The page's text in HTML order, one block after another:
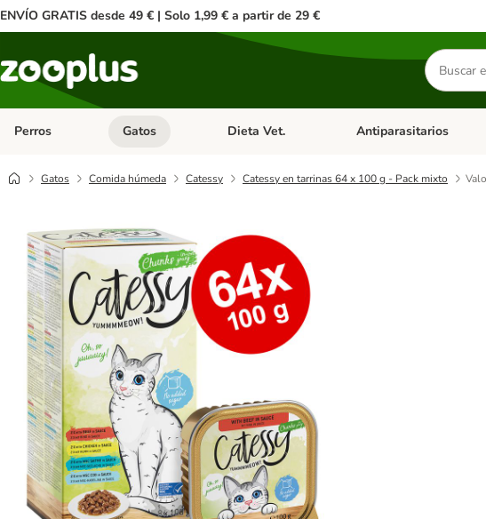
ENVÍO GRATIS desde 49 € | Solo 1,99 € a partir de 29 €
Buscar
productos
Perros Menú de categoria abierto: Perros
Gatos Menú de categoria abierto: Gatos
Dieta Vet. Menú de categoria
Antiparasitarios
Gatos Comida húmeda Catessy Catessy en tarrinas 64 x 100 g - Pack mixto